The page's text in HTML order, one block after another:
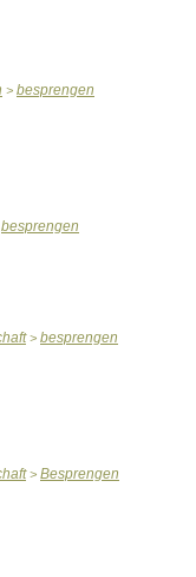
> besprengen
besprengen
> besprengen
> Besprengen